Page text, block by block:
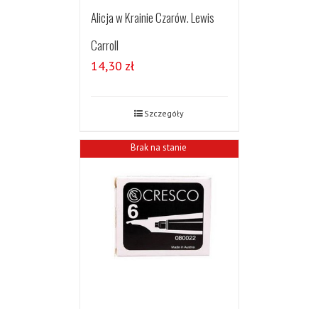
Alicja w Krainie Czarów. Lewis
Carroll
14,30 zł
Szczegóły
Brak na stanie